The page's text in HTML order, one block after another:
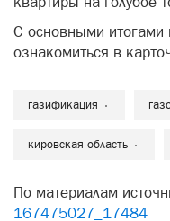
С основными
ознакомиться в
газификация
кировская область
По материалам
167475027_17484